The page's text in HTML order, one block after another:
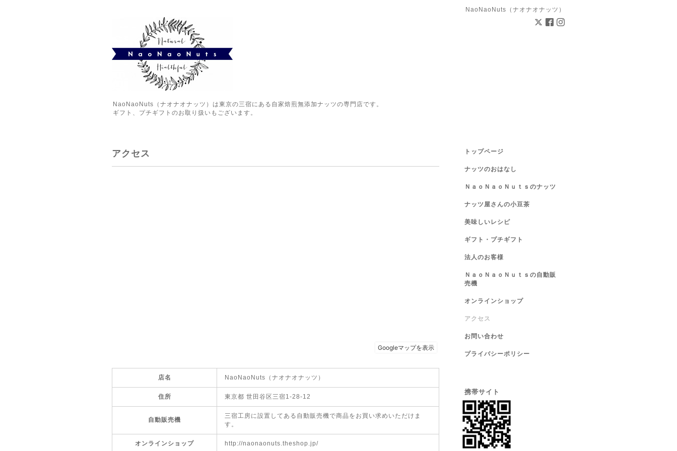
NaoNaoNuts（ナオナオナッツ）
NaoNaoNuts（ナオナオナッツ）は東京の三宿にある自家焙煎無添加ナッツの専門店です。
ギフト、プチギフトのお取り扱いもございます。
アクセス
店名 NaoNaoNuts（ナオナオナッツ）
住所 東京都 世田谷区三宿1-28-12
自動販売機
三宿工房に設置してある自動販売機で商品をお買い求めいただけま
す。
オンラインショップ http://naonaonuts.theshop.jp/
トップページ
ナッツのおはなし
ＮａｏＮａｏＮｕｔｓのナッツ
ナッツ屋さんの小豆茶
美味しいレシピ
ギフト・プチギフト
法人のお客様
ＮａｏＮａｏＮｕｔｓの自動販
売機
オンラインショップ
アクセス
お問い合わせ
プライバシーポリシー
携帯サイト